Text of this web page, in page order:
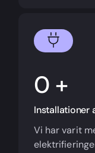
+
Installationer
Vi har varit